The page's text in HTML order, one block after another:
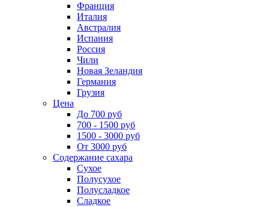
Франция
Италия
Австралия
Испания
Россия
Чили
Новая Зеландия
Германия
Грузия
Цена
До 700 руб
700 - 1500 руб
1500 - 3000 руб
От 3000 руб
Содержание сахара
Сухое
Полусухое
Полусладкое
Сладкое